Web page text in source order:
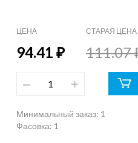
ЦЕНА
94.41 ₽
СТАРАЯ ЦЕНА
111.07
Минимальный заказ: 1
Фасовка: 1